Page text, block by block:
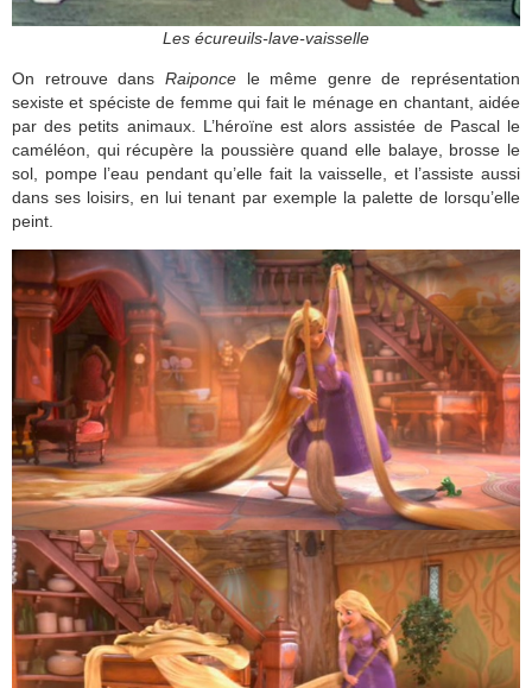
Les écureuils-lave-vaisselle
On retrouve dans Raiponcele même genre de représentation
sexiste et spéciste de femme qui fait le ménage en chantant, aidée
par des petits animaux. L’héroïne est alors assistée de Pascal le
caméléon, qui récupère la poussière quand elle balaye, brosse le
sol, pompe l’eau pendant qu’elle fait la vaisselle, et l’assiste aussi
dans ses loisirs, en lui tenant par exemple la palette de lorsqu’elle
peint.